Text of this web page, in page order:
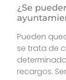
¿Se
Pueden
se trata de
recargos.